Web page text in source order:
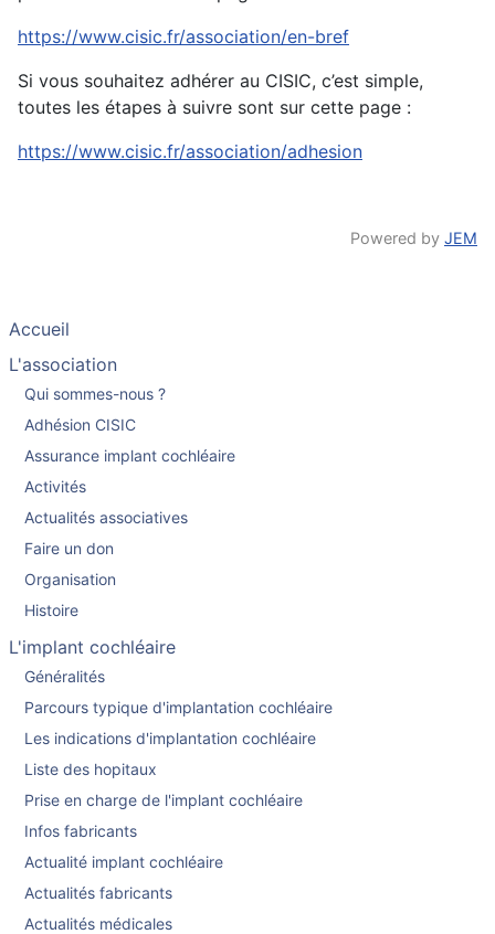
https://www.cisic.fr/association/en-bref
Si vous souhaitez adhérer au CISIC, c’est simple,
toutes les étapes à suivre sont sur cette page :
https://www.cisic.fr/association/adhesion
Powered by JEM
Accueil
L'association
Qui sommes-nous ?
Adhésion CISIC
Assurance implant cochléaire
Activités
Actualités associatives
Faire un don
Organisation
Histoire
L'implant cochléaire
Généralités
Parcours typique d'implantation cochléaire
Les indications d'implantation cochléaire
Liste des hopitaux
Prise en charge de l'implant cochléaire
Infos fabricants
Actualité implant cochléaire
Actualités fabricants
Actualités médicales